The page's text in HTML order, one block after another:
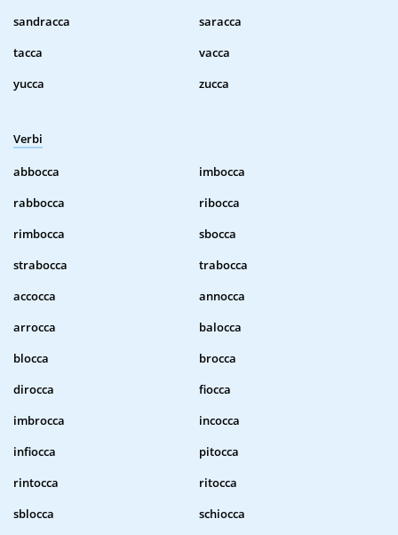
sandracca
saracca
tacca
vacca
yucca
zucca
Verbi
abbocca
imbocca
rabbocca
ribocca
rimbocca
sbocca
strabocca
trabocca
accocca
annocca
arrocca
balocca
blocca
brocca
dirocca
fiocca
imbrocca
incocca
infiocca
pitocca
rintocca
ritocca
sblocca
schiocca